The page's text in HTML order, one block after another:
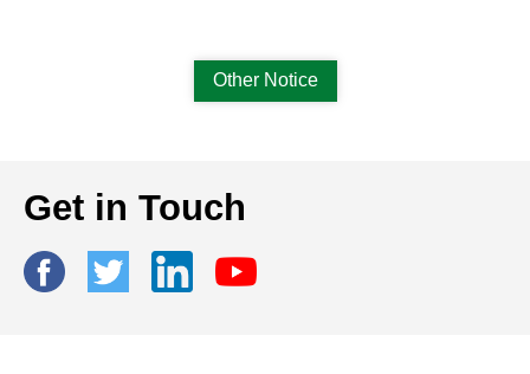
Other Notice
Get in Touch